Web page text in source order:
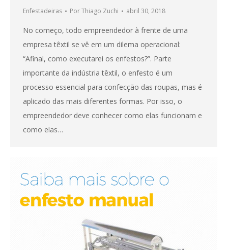
Enfestadeiras PorThiago Zuchi abril 30, 2018
No começo, todo empreendedor à frente de uma
empresa têxtil se vê em um dilema operacional:
“Afinal, como executarei os enfestos?”. Parte
importante da indústria têxtil, o enfesto é um
processo essencial para confecção das roupas, mas é
aplicado das mais diferentes formas. Por isso, o
empreendedor deve conhecer como elas funcionam e
como elas…